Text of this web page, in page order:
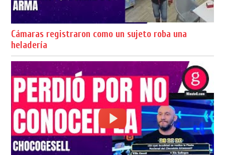
Cámaras registraron como un sujeto roba una
heladería